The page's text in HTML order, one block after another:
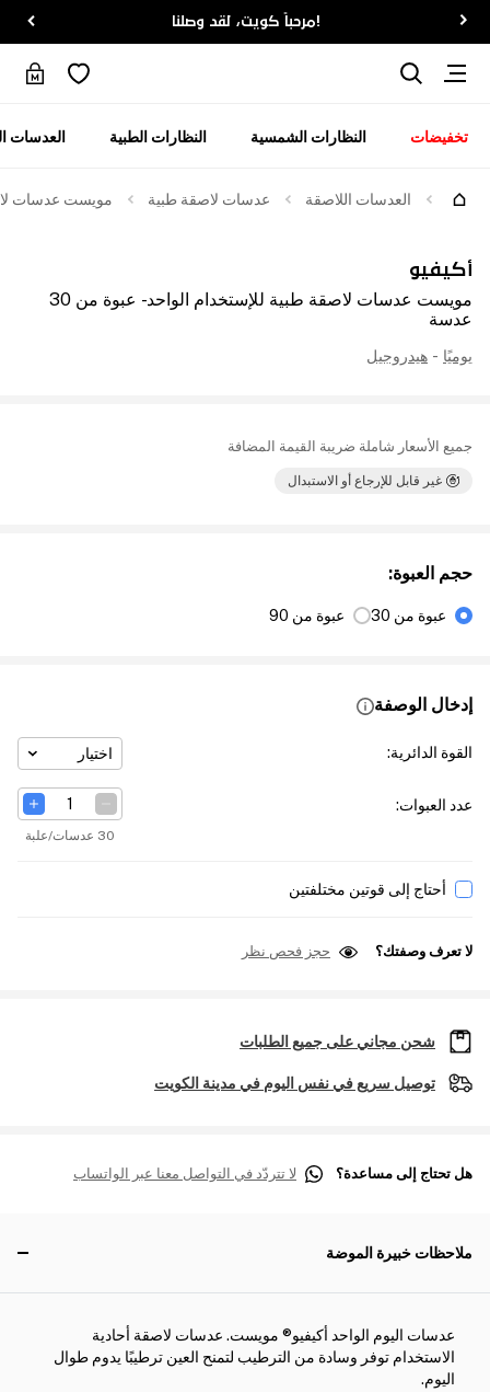
!مرحباً كويت، لقد وصلنا
تخفيضات النظارات الشمسية النظارات الطبية العدسات
العدسات اللاصقة عدسات لاصقة طبية مويست عدسات
أكيفيو
مويست عدسات لاصقة طبية للإستخدام الواحد - عبوة من 30
عدسة
يوميًا - هيدروجيل
جميع الأسعار شاملة ضريبة القيمة المضافة
غير قابل للإرجاع أو الاستبدال
حجم العبوة:
عبوة من 30 عبوة من 90
إدخال الوصفة
القوة الدائرية: اختيار
عدد العبوات:
30 عدسات/علبة
أحتاج إلى قوتين مختلفتين
لا تعرف وصفتك؟ حجز فحص نظر
شحن مجاني على جميع الطلبات
توصيل سريع في نفس اليوم في مدينة الكويت
هل تحتاج إلى مساعدة؟ لا تتردّد في التواصل معنا عبر الواتساب
ملاحظات خبيرة الموضة
عدسات اليوم الواحد أكيفيو® مويست. عدسات لاصقة أحادية
الاستخدام توفر وسادة من الترطيب لتمنح العين ترطيبًا يدوم طوال
اليوم.